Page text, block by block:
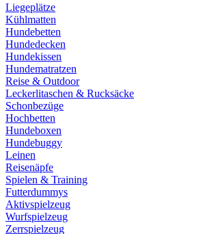
Liegeplätze
Kühlmatten
Hundebetten
Hundedecken
Hundekissen
Hundematratzen
Reise & Outdoor
Leckerlitaschen & Rucksäcke
Schonbezüge
Hochbetten
Hundeboxen
Hundebuggy
Leinen
Reisenäpfe
Spielen & Training
Futterdummys
Aktivspielzeug
Wurfspielzeug
Zerrspielzeug